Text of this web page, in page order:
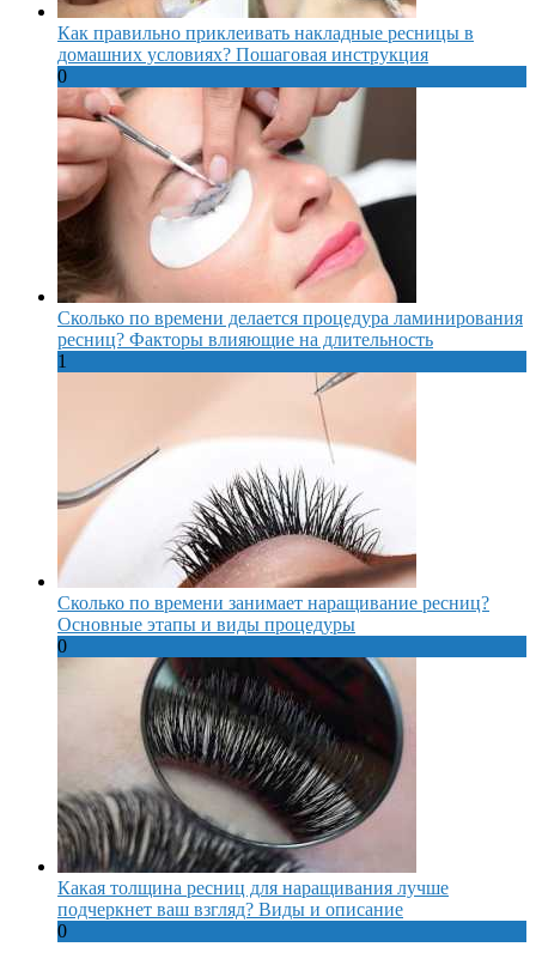
Как правильно приклеивать накладные ресницы в
домашних условиях? Пошаговая инструкция
0
Сколько по времени делается процедура ламинирования
ресниц? Факторы влияющие на длительность
1
Сколько по времени занимает наращивание ресниц?
Основные этапы и виды процедуры
0
Какая толщина ресниц для наращивания лучше
подчеркнет ваш взгляд? Виды и описание
0